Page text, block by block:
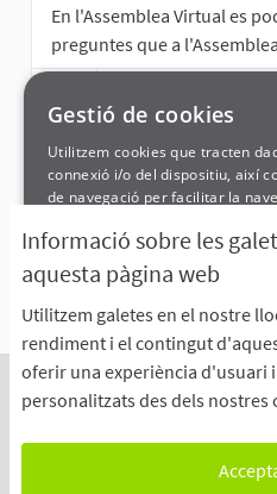
Informació sobre les
aquesta pàgina web
Utilitzem galetes en el nostre
rendiment i el contingut
oferir una experiència d'usuari
personalitzats des dels nostres
En l'Assemblea Virtual es
preguntes que a
20/05/2019
CREAT EL
14/05/2019
Com emetre el teu vot a
Gestió de cookies
Utilitzem cookies que tracten
connexió i/o del dispositiu, així
de navegació per facilitar la
web per poder aplicar millores.
“Acceptar cookies” consenteixes
totes les cookies.
Si prefereixes configurar el seu
lo, pots fer la teva selecció i
BÀSIQUES